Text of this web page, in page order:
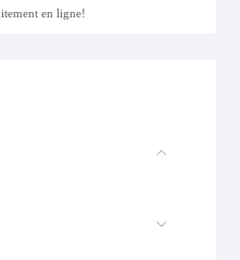
en ligne!